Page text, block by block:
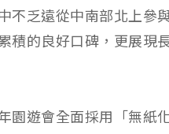
不乏遠從中南部北上參
積的良好口碑，更展現
園遊會全面採用「無紙